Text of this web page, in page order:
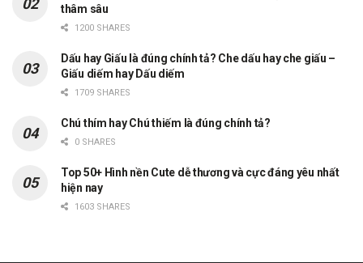
thâm sâu
1200 SHARES
Dấu hay Giấu là đúng chính tả? Che dấu hay che giấu –
Giấu diếm hay Dấu diếm
1709 SHARES
Chú thím hay Chú thiếm là đúng chính tả?
0 SHARES
Top 50+ Hình nền Cute dễ thương và cực đáng yêu nhất
hiện nay
1603 SHARES